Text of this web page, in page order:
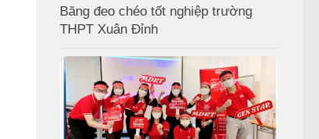
Băng đeo chéo tốt nghiệp trường
THPT Xuân Đỉnh